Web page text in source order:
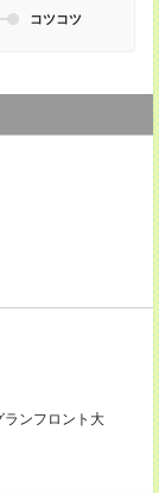
コツコツ
ンフロント大